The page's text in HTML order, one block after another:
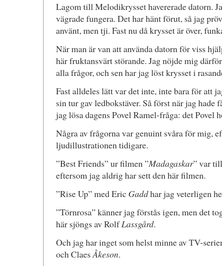
Lagom till Melodikrysset havererade datorn.
vägrade fungera. Det har hänt förut, så jag
använt, men tji. Fast nu då krysset är över,
När man är van att använda datorn för viss
här fruktansvärt störande. Jag nöjde mig
alla frågor, och sen har jag löst krysset i
Fast alldeles lätt var det inte, inte bara för att
sin tur gav ledbokstäver. Så först när jag hade
jag lösa dagens Povel Ramel-fråga: det Povel
Några av frågorna var genuint svåra för mig,
ljudillustrationen tidigare.
”Best Friends” ur filmen ”Madagaskar” var
eftersom jag aldrig har sett den här filmen.
”Rise Up” med Eric Gaddhar jag veterligen
”Törnrosa” känner jag förstås igen, men det
här sjöngs av RolfLassgård.
Och jag har inget som helst minne av TV-
och ClaesÅkeson.